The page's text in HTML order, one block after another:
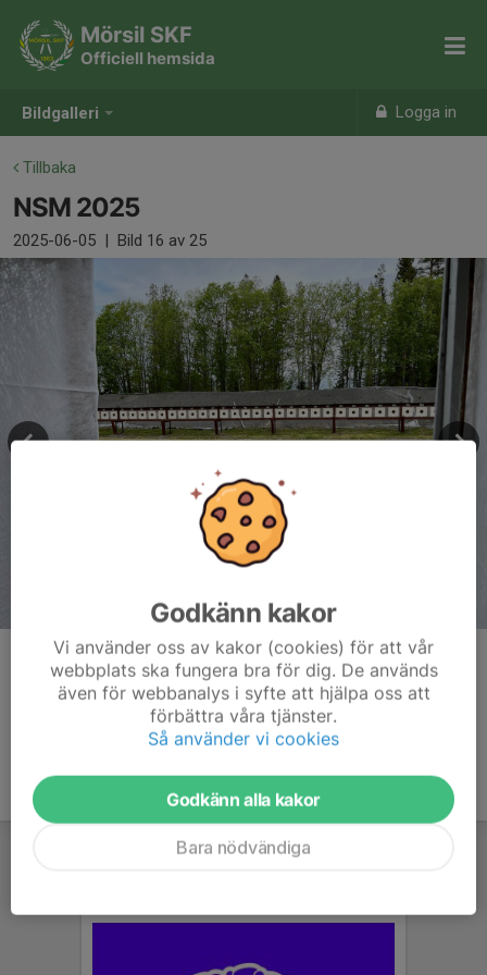
Bildgalleri Logga in
Mörsil SKF
Officiell hemsida
Tillbaka
NSM 2025
2025-06-05 | Bild 16 av 25
Kommentarer
Godkänn kakor
Vi använder oss av kakor (cookies) för att vår
webbplats ska fungera bra för dig. De används
även för webbanalys i syfte att hjälpa oss att
förbättra våra tjänster.
Så använder vi cookies
Godkänn alla kakor
Bara nödvändiga